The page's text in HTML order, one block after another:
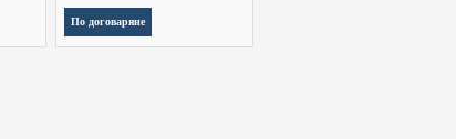
По договаряне